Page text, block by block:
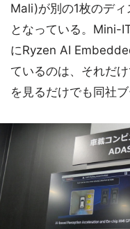
Mali)が別の1枚のデ
となっている。Mini-
にRyzen AI
ているのは、それだ
を見るだけでも同社